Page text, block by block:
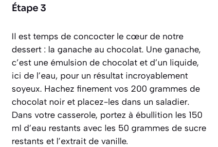
Étape 3
Il est temps de concocter le cœur de notre
dessert : la ganache au chocolat. Une ganache,
c’est une émulsion de chocolat et d’un liquide,
ici de l’eau, pour un résultat incroyablement
soyeux. Hachez finement vos 200 grammes de
chocolat noir et placez-les dans un saladier.
Dans votre casserole, portez à ébullition les 150
ml d’eau restants avec les 50 grammes de sucre
restants et l’extrait de vanille.